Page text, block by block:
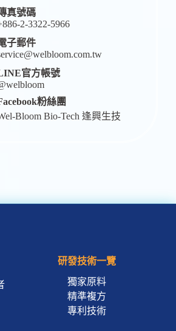
真號碼
2-3322-5966
子郵件
官方帳號
粉絲團
Bloom Bio-Tech 逢興生技
研發技術一覽
獨家原料
精準複方
專利技術